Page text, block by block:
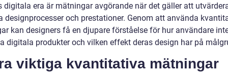
digitala era är mätningar avgörande när det gäller att
designprocesser och prestationer. Genom att använda
kan designers få en djupare förståelse för hur användare
digitala produkter och vilken effekt deras design har på
viktiga kvantitativa mätningar